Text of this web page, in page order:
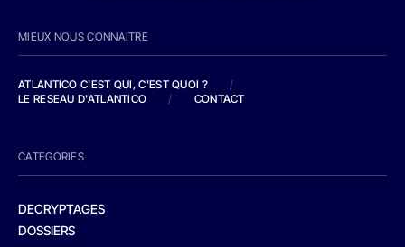
MIEUX NOUS CONNAITRE
ATLANTICO C'EST QUI, C'EST QUOI ?
/
LE RESEAU D'ATLANTICO
/ CONTACT
CATEGORIES
DECRYPTAGES
DOSSIERS